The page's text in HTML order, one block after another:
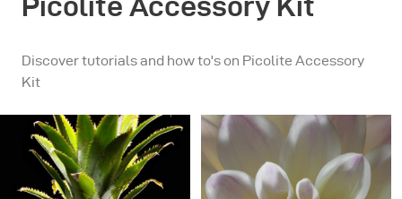
Discover tutorials and how to's on Picolite Accessory
Kit